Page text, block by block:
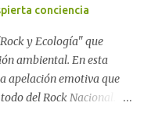
este artículo, la
liderada por Javier
democrática
nuclear
en el mundo. A 10 años
conciencia
y Ecología" que
ambiental. En esta
apelación emotiva que
del Rock Nacional.